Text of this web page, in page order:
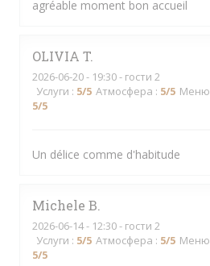
agréable moment bon accueil
OLIVIA T
2026-06-20- 19:30 - гости 2
Услуги : 5/5 Атмосфера : 5/5 Меню
5/5
Un délice comme d'habitude
Michele B
2026-06-14- 12:30 - гости 2
Услуги : 5/5 Атмосфера : 5/5 Меню
5/5